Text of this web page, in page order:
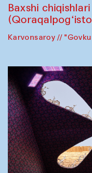
Baxshi
Karvonsaroy //